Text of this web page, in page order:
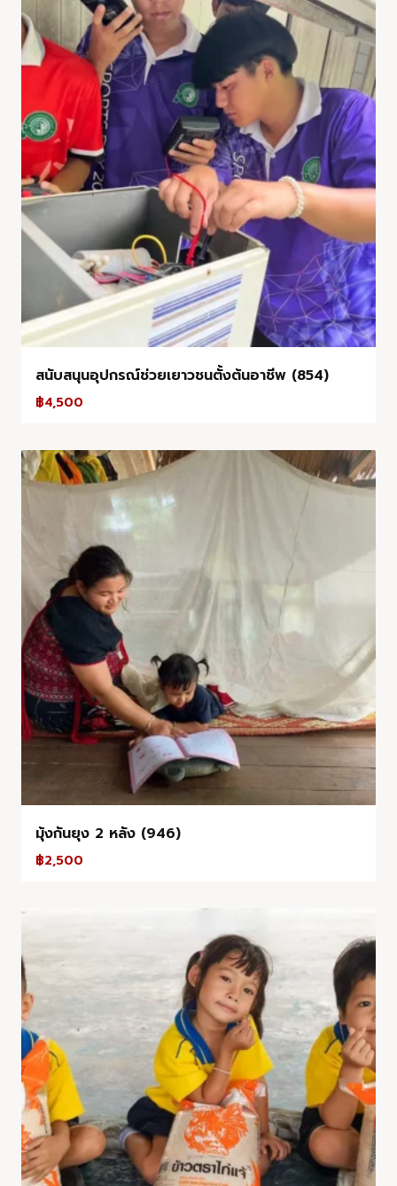
สนับสนุนอุปกรณ์ช่วยเยาวชนตั้งต้นอาชีพ (854)
฿4,500
มุ้งกันยุง 2 หลัง (946)
฿2,500